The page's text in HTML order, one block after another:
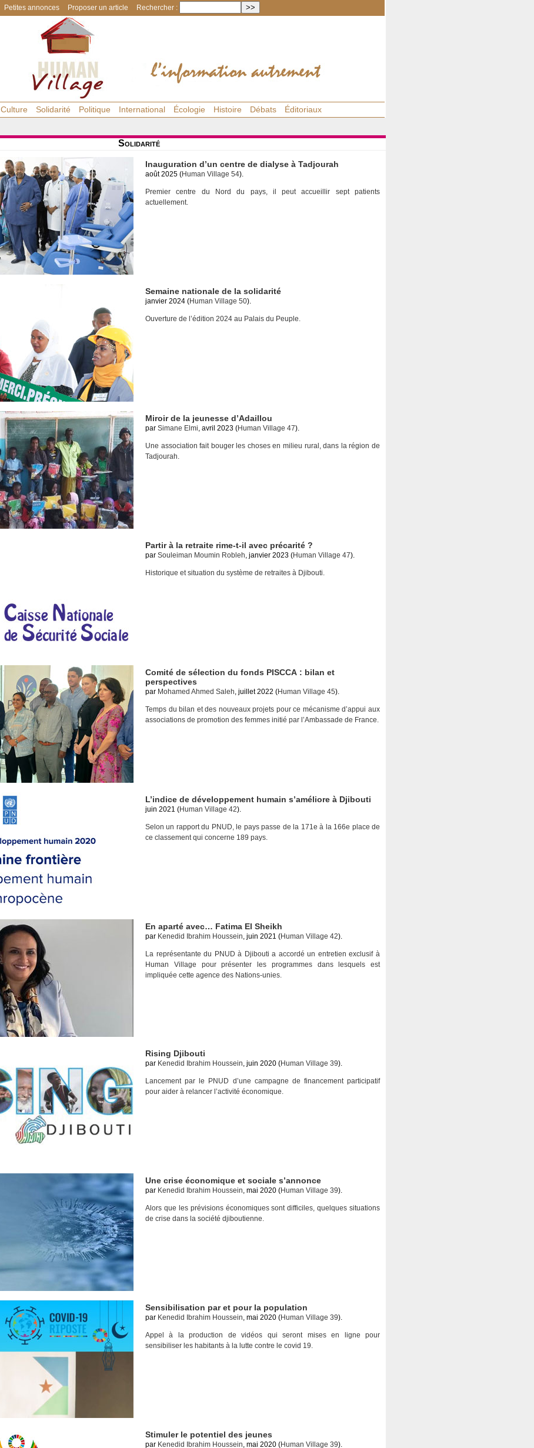
Petites annonces Proposer un article Rechercher :
Culture Solidarité Politique International Écologie Histoire Débats Éditoriaux
Solidarité
Inauguration d’un centre de dialyse à Tadjourah
août 2025 (Human Village 54).
Premier centre du Nord du pays, il peut accueillir sept patients
actuellement.
Semaine nationale de la solidarité
janvier 2024 (Human Village 50).
Ouverture de l’édition 2024 au Palais du Peuple.
Miroir de la jeunesse d’Adaillou
par Simane Elmi, avril 2023 (Human Village 47).
Une association fait bouger les choses en milieu rural, dans la région de
Tadjourah.
Partir à la retraite rime-t-il avec précarité ?
par Souleiman Moumin Robleh, janvier 2023 (Human Village 47).
Historique et situation du système de retraites à Djibouti.
Comité de sélection du fonds PISCCA : bilan et
perspectives
par Mohamed Ahmed Saleh, juillet 2022 (Human Village 45).
Temps du bilan et des nouveaux projets pour ce mécanisme d’appui aux
associations de promotion des femmes initié par l’Ambassade de France.
L’indice de développement humain s’améliore à Djibouti
juin 2021 (Human Village 42).
Selon un rapport du PNUD, le pays passe de la 171e à la 166e place de
ce classement qui concerne 189 pays.
En aparté avec… Fatima El Sheikh
par Kenedid Ibrahim Houssein, juin 2021 (Human Village 42).
La représentante du PNUD à Djibouti a accordé un entretien exclusif à
Human Village pour présenter les programmes dans lesquels est
impliquée cette agence des Nations-unies.
Rising Djibouti
par Kenedid Ibrahim Houssein, juin 2020 (Human Village 39).
Lancement par le PNUD d’une campagne de financement participatif
pour aider à relancer l’activité économique.
Une crise économique et sociale s’annonce
par Kenedid Ibrahim Houssein, mai 2020 (Human Village 39).
Alors que les prévisions économiques sont difficiles, quelques situations
de crise dans la société djiboutienne.
Sensibilisation par et pour la population
par Kenedid Ibrahim Houssein, mai 2020 (Human Village 39).
Appel à la production de vidéos qui seront mises en ligne pour
sensibiliser les habitants à la lutte contre le covid 19.
Stimuler le potentiel des jeunes
par Kenedid Ibrahim Houssein, mai 2020 (Human Village 39).